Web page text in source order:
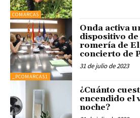
COMARCAS
_PCOMARCAS1
Onda activa
dispositivo
romería de
concierto de
31 de julio de 2023
¿Cuánto
encendido el
noche?